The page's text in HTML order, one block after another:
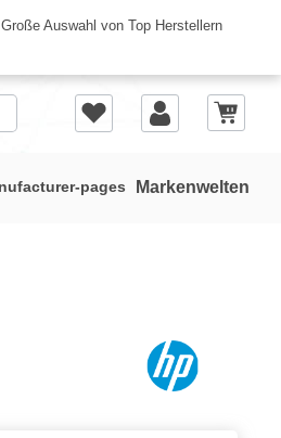
Große Auswahl von Top Herstellern
Markenwelten